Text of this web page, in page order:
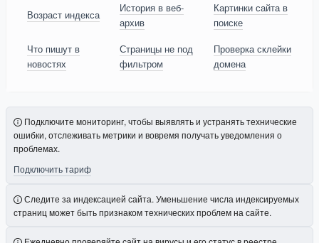
Возраст индекса
История в веб-
архив
Картинки сайта в
поиске
Что пишут в
новостях
Страницы не под
фильтром
Проверка склейки
домена
Подключите мониторинг, чтобы выявлять и устранять технические
ошибки, отслеживать метрики и вовремя получать уведомления о
проблемах.
Подключить тариф
Следите за индексацией сайта. Уменьшение числа индексируемых
страниц может быть признаком технических проблем на сайте.